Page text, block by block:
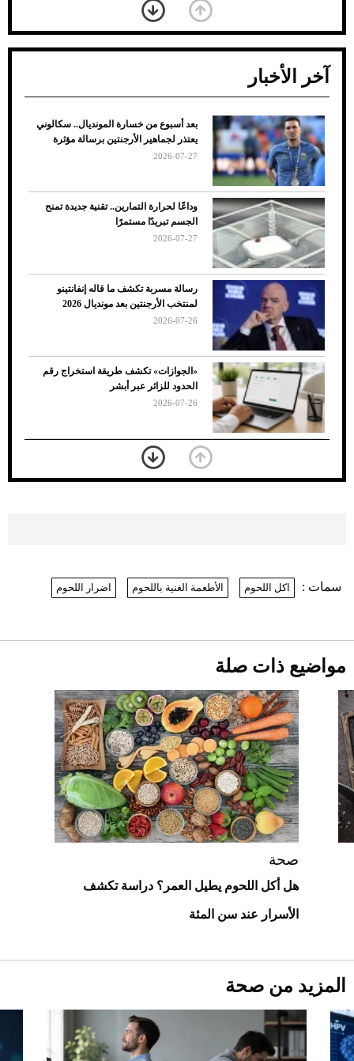
ضعف تبريد مكيف السيارة عند الوقوف.. أشهر
الأسباب والحلول
7 نصائح لاختيار لون البنطلون المناسب للقميص
الأسود
أغلى 10 عطور في العالم للرجال تمنحك فخامة
استثنائية
آخر الأخبار
بعد أسبوع من خسارة المونديال.. سكالوني
يعتذر لجماهير الأرجنتين برسالة مؤثرة
2026-07-27
وداعًا لحرارة التمارين.. تقنية جديدة تمنح
الجسم تبريدًا مستمرًا
2026-07-27
رسالة مسربة تكشف ما قاله إنفانتينو
لمنتخب الأرجنتين بعد مونديال 2026
2026-07-26
«الجوازات» تكشف طريقة استخراج رقم
الحدود للزائر عبر أبشر
2026-07-26
بعد 7 أشهر من تعرضه لحادث مروع.. جوشوا
يفوز على برينغا بـ"الضربة القاضية" (فيديو)
قبل ليلة النزال.. اكتمال وزن أبطال "The
Comeback" في جدة (فيديو)
2026-07-25
"بوجاتي ميسترال" الاستثنائية للبيع في
مزاد مونتيري
2026-07-23
سمات : اكل اللحوم الأطعمة الغنية باللحوم اضرار اللحوم
مواضيع ذات صلة
صحة
هل أكل اللحوم يطيل العمر؟ دراسة تكشف
الأسرار عند سن المئة
المزيد من صحة